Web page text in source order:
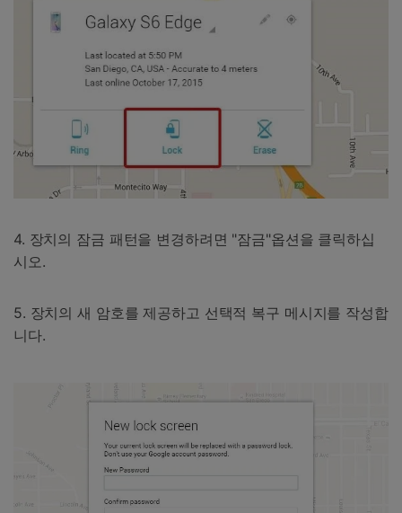
4. 장치의 잠금 패턴을 변경하려면 "잠금"옵션을 클릭하십
시오.
5. 장치의 새 암호를 제공하고 선택적 복구 메시지를 작성합
니다.